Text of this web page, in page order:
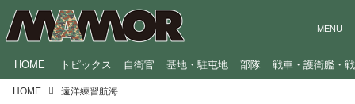
HOME トピックス 自衛官 基地・駐屯地 部隊 戦車・護衛艦・
HOME 遠洋練習航海